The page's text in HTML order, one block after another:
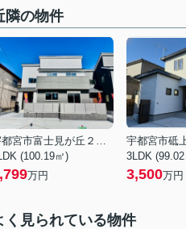
隣の物件
宇都宮市富士見が丘２丁目
(100.19㎡)
万円
宇都宮市砥
3LDK
3,500万円
く見られている物件